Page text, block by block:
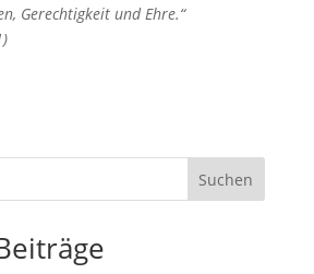
Gerechtigkeit und Ehre.“
Suchen